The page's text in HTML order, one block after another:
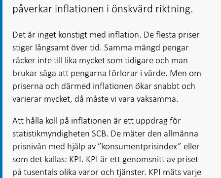
påverkar inflationen i önskvärd riktning.
Det är inget konstigt med inflation. De flesta priser
stiger långsamt över tid. Samma mängd pengar
räcker inte till lika mycket som tidigare och man
brukar säga att pengarna förlorar i värde. Men om
priserna och därmed inflationen ökar snabbt och
varierar mycket, då måste vi vara vaksamma.
Att hålla koll på inflationen är ett uppdrag för
statistikmyndigheten SCB. De mäter den allmänna
prisnivån med hjälp av ”konsumentprisindex” eller
som det kallas: KPI. KPI är ett genomsnitt av priset
på tusentals olika varor och tjänster. KPI mäts varje